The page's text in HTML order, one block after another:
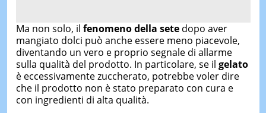
Ma non solo, il fenomeno della setedopo aver
mangiato dolci può anche essere meno piacevole,
diventando un vero e proprio segnale di allarme
sulla qualità del prodotto. In particolare, se il gelato
è eccessivamente zuccherato, potrebbe voler dire
che il prodotto non è stato preparato con cura e
con ingredienti di alta qualità.